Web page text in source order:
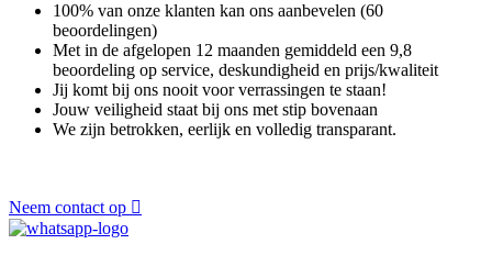
100% van onze klanten kan ons aanbevelen (60
beoordelingen)
Met in de afgelopen 12 maanden gemiddeld een 9,8
beoordeling op service, deskundigheid en prijs/kwaliteit
Jij komt bij ons nooit voor verrassingen te staan!
Jouw veiligheid staat bij ons met stip bovenaan
We zijn betrokken, eerlijk en volledig transparant.
Neem contact op